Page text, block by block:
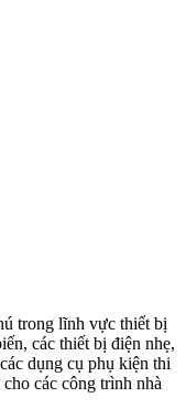
trong lĩnh vực thiết bị
các thiết bị điện nhẹ,
dụng cụ phụ kiện thi
các công trình nhà